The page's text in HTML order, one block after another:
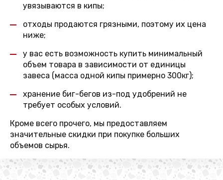
увязываются в кипы;
отходы продаются грязными, поэтому их цена
ниже;
у вас есть возможность купить минимальный
объем товара в зависимости от единицы
завеса (масса одной кипы примерно 300кг);
хранение биг-бегов из-под удобрений не
требует особых условий.
Кроме всего прочего, мы предоставляем
значительные скидки при покупке больших
объемов сырья.